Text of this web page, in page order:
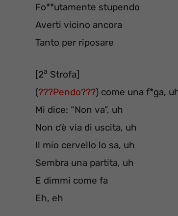
Fo**utamente stupendo
Averti vicino ancora
Tanto per riposare
[2a Strofa]
(???Pendo???) come una f*ga,
Mi dice: “Non va”, uh
Non c’è via di uscita, uh
Il mio cervello lo sa, uh
Sembra una partita, uh
E dimmi come fa
Eh, eh